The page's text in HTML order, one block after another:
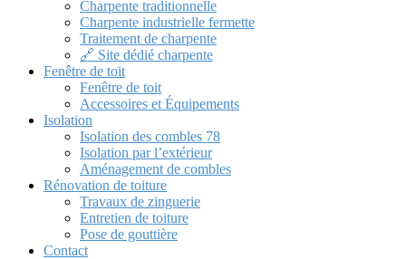
Charpente traditionnelle
Charpente industrielle fermette
Traitement de charpente
🔗 Site dédié charpente
Fenêtre de toit
Fenêtre de toit
Accessoires et Équipements
Isolation
Isolation des combles 78
Isolation par l’extérieur
Aménagement de combles
Rénovation de toiture
Travaux de zinguerie
Entretien de toiture
Pose de gouttière
Contact